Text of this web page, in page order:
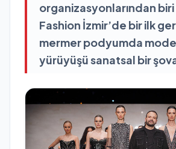
organizasyonlarından
Fashion İzmir’de bir ilk
mermer podyumda
yürüyüşü sanatsal bir